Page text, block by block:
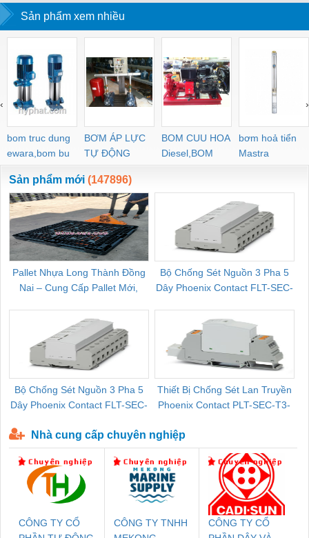
Sản phẩm xem nhiều
bom truc dung
ewara,bom bu
ewara
BƠM ÁP LỰC
TỰ ĐỘNG
BOM CUU HOA
Diesel,BOM
CHUA CHAY
bơm hoả tiển
Mastra
‹ ›
Sản phẩm mới (147896)
Pallet Nhựa Long Thành Đồng
Nai – Cung Cấp Pallet Mới,
Bộ Chống Sét Nguồn 3 Pha 5
Dây Phoenix Contact FLT-SEC-
Bộ Chống Sét Nguồn 3 Pha 5
Dây Phoenix Contact FLT-SEC-
Thiết Bị Chống Sét Lan Truyền
Phoenix Contact PLT-SEC-T3-
Nhà cung cấp chuyên nghiệp
CÔNG TY CỔ
CÔNG TY TNHH
CÔNG TY CỔ